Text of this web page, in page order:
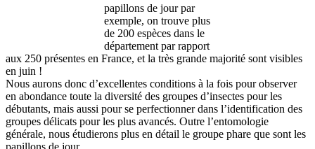
papillons de jour par
exemple, on trouve plus
de 200 espèces dans le
département par rapport
aux 250 présentes en France, et la très grande majorité sont visibles
en juin !
Nous aurons donc d’excellentes conditions à la fois pour observer
en abondance toute la diversité des groupes d’insectes pour les
débutants, mais aussi pour se perfectionner dans l’identification des
groupes délicats pour les plus avancés. Outre l’entomologie
générale, nous étudierons plus en détail le groupe phare que sont les